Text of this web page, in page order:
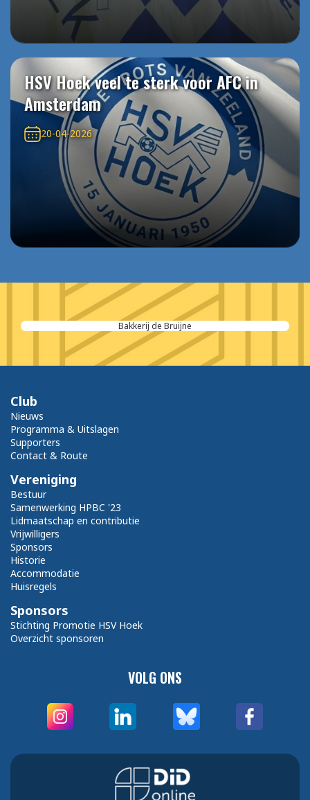
HSV Hoek veel te sterk voor AFC in
Amsterdam
20-04-2026
Auberges des Moules
VOLG ONS
Club
Nieuws
Programma & Uitslagen
Supporters
Contact & Route
Vereniging
Bestuur
Samenwerking HPBC '23
Lidmaatschap en contributie
Vrijwilligers
Sponsors
Historie
Accommodatie
Huisregels
Sponsors
Stichting Promotie HSV Hoek
Overzicht sponsoren